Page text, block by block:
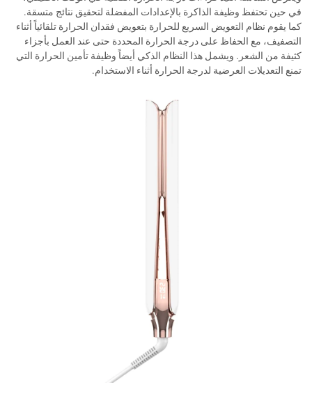
في حين تحتفظ وظيفة الذاكرة بالإعدادات المفضلة لتحقيق نتائج متسقة.
كما يقوم نظام التعويض السريع للحرارة بتعويض فقدان الحرارة تلقائياً أثناء
التصفيف، مع الحفاظ على درجة الحرارة المحددة حتى عند العمل بأجزاء
كثيفة من الشعر. ويشمل هذا النظام الذكي أيضاً وظيفة تأمين الحرارة التي
تمنع التعديلات العرضية لدرجة الحرارة أثناء الاستخدام.